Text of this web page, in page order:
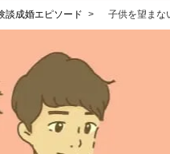
談成婚エピソード 子供を望まな